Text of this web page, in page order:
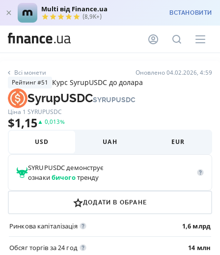
Multi від Finance.ua
(8,9K+) ВСТАНОВИТИ
Всі монети
Оновлено 04.02.2026, 4:59
Рейтинг #51
Курс SyrupUSDC до долара
SyrupUSDCSYRUPUSDC
Ціна 1 SYRUPUSDC
$1,15▲ 0,013%
USD UAH EUR
SYRUPUSDCдемонструє
ознакибичоготренду
ДОДАТИ В ОБРАНЕ
Ринкова капіталізація 1,6 млрд
Обсяг торгів за 24 год 14 млн